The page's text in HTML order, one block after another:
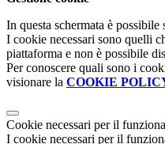
In questa schermata è
I cookie necessari sono quelli
piattaforma e non è possibile
Per conoscere quali sono i
visionare la COOKIE
Cookie necessari per il
I cookie necessari per il